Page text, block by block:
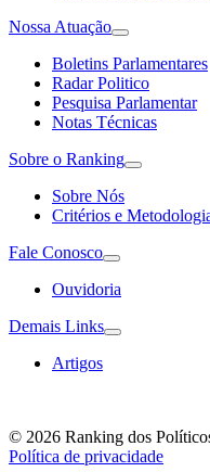
Nossa Atuação
Boletins Parlamentares
Radar Politico
Pesquisa Parlamentar
Notas Técnicas
Sobre o Ranking
Sobre Nós
Critérios e
Fale Conosco
Ouvidoria
Demais Links
Artigos
© 2026 Ranking dos
Política de privacidade